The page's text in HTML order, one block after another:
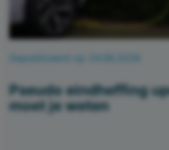
Gepubliceerd op 24.06.2026
Pseudo eindheffing
moet je weten